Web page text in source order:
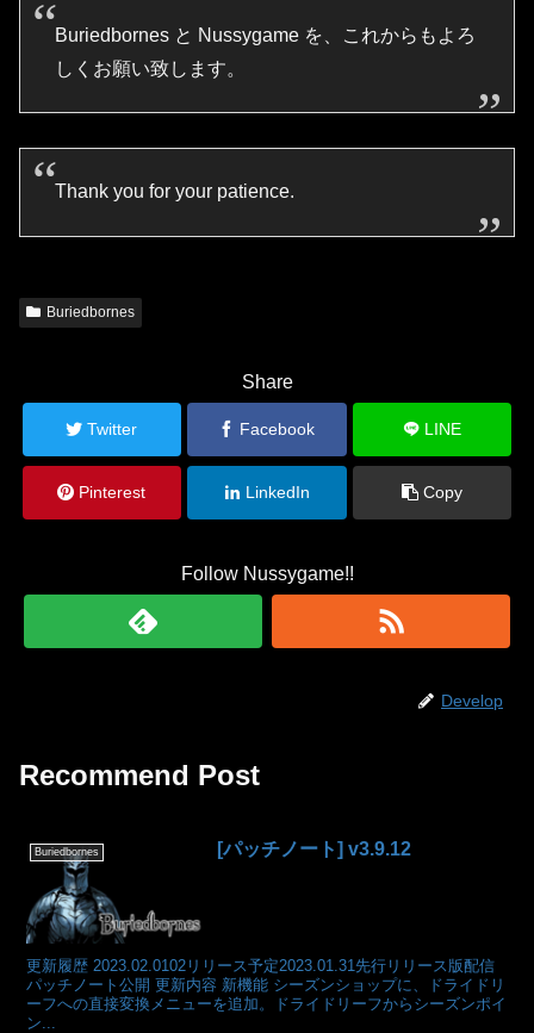
Buriedbornes と Nussygame を、これからもよろ
しくお願い致します。
Thank you for your patience.
Buriedbornes
Share
Twitter Facebook LINE
Pinterest LinkedIn Copy
Follow Nussygame!!
Develop
Recommend Post
Buriedbornes [パッチノート] v3.9.12
更新履歴 2023.02.0102リリース予定2023.01.31先行リリース版配信
パッチノート公開 更新内容 新機能 シーズンショップに、ドライドリ
ーフへの直接変換メニューを追加。ドライドリーフからシーズンポイ
ン...